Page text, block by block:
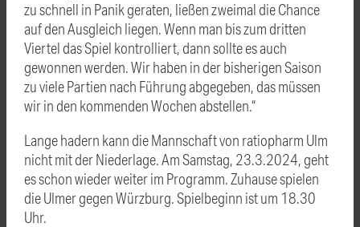
zu schnell in Panik geraten, ließen zweimal die Chance
auf den Ausgleich liegen. Wenn man bis zum dritten
Viertel das Spiel kontrolliert, dann sollte es auch
gewonnen werden. Wir haben in der bisherigen Saison
zu viele Partien nach Führung abgegeben, das müssen
wir in den kommenden Wochen abstellen.“
Lange hadern kann die Mannschaft von ratiopharm Ulm
nicht mit der Niederlage. Am Samstag, 23.3.2024, geht
es schon wieder weiter im Programm. Zuhause spielen
die Ulmer gegen Würzburg. Spielbeginn ist um 18.30
Uhr.